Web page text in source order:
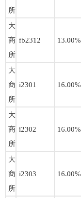
所
大
商
所
fb2312 13.00%
大
商
所
i2301 16.00%
大
商
所
i2302 16.00%
大
商
所
i2303 16.00%